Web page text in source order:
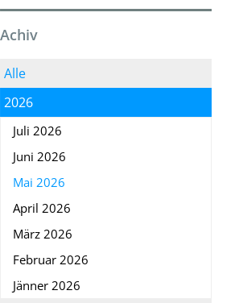
Achiv
Alle
2026
Juli 2026
Juni 2026
Mai 2026
April 2026
März 2026
Februar 2026
Jänner 2026